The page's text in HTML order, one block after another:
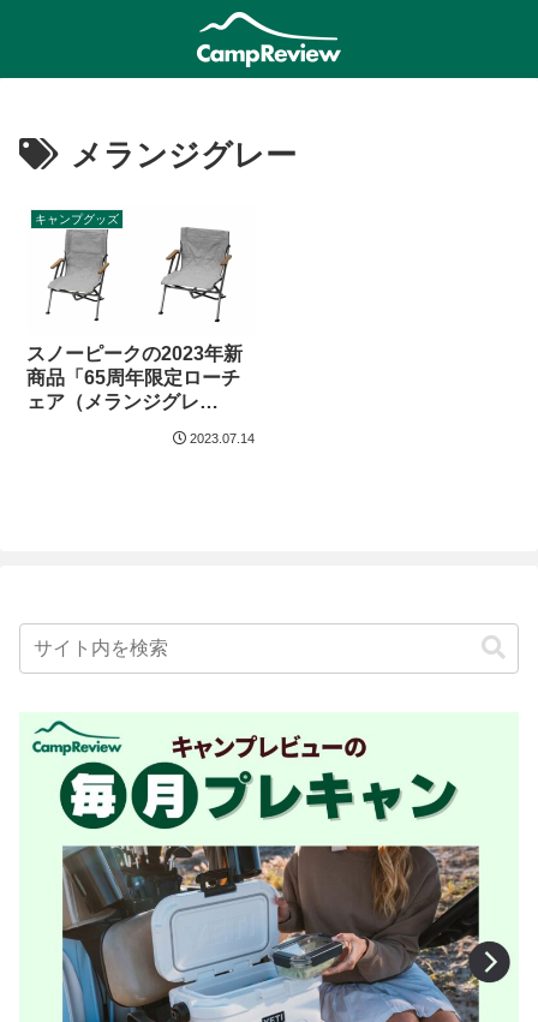
メランジグレー
キャンプグッズ
スノーピークの2023年新
商品「65周年限定ローチ
ェア（メランジグレ
2023.07.14